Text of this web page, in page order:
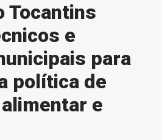
Tocantins
e
para
política de
e